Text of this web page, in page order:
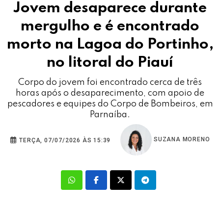
Jovem desaparece durante
mergulho e é encontrado
morto na Lagoa do Portinho,
no litoral do Piauí
Corpo do jovem foi encontrado cerca de três
horas após o desaparecimento, com apoio de
pescadores e equipes do Corpo de Bombeiros, em
Parnaíba.
TERÇA, 07/07/2026 ÀS 15:39 SUZANA MORENO